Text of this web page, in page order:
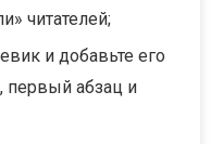
читателей;
и добавьте его
первый абзац и